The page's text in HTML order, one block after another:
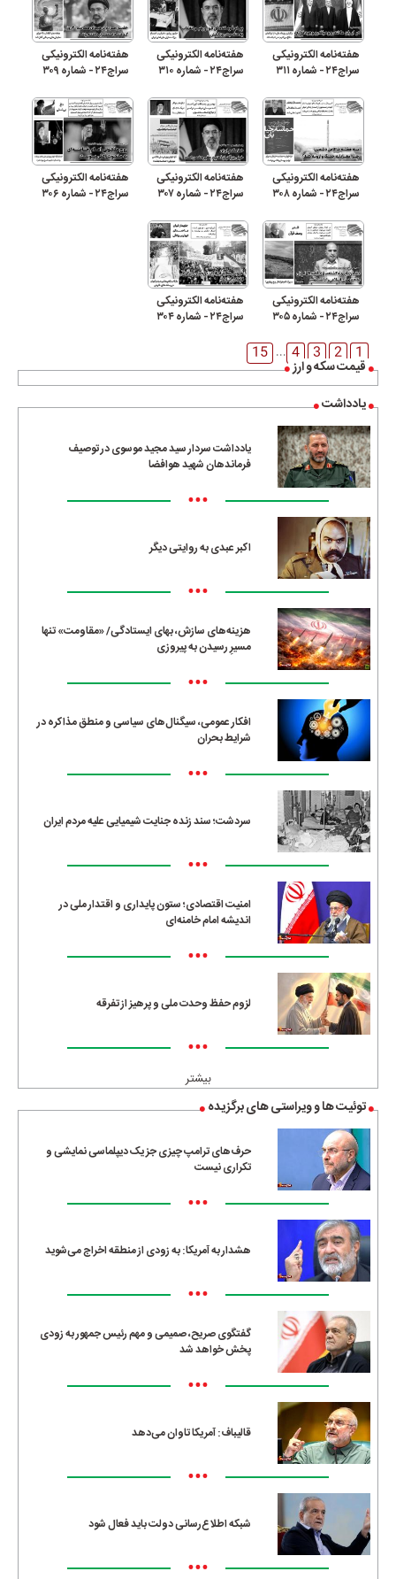
قیمت سکه و ارز
یادداشت
یادداشت سردار سید مجید موسوی در توصیف
فرماندهان شهید هوافضا
•••
اکبر عبدی به روایتی دیگر
•••
هزینه‌های سازش، بهای ایستادگی/ «مقاومت» تنها
مسیرِ رسیدن به پیروزی
•••
افکار عمومی، سیگنال‌های سیاسی و منطق مذاکره در
شرایط بحران
•••
سردشت؛ سند زنده جنایت شیمیایی علیه مردم ایران
•••
امنیت اقتصادی؛ ستون پایداری و اقتدار ملی در
اندیشه امام خامنه‌ای
•••
لزوم حفظ وحدت ملی و پرهیز از تفرقه
•••
بیشتر
توئیت ها و ویراستی های برگزیده
حرف‌های ترامپ چیزی جز یک دیپلماسی نمایشی و
تکراری نیست
•••
هشدار به آمریکا: به زودی از منطقه اخراج می‌شوید
•••
گفتگوی صریح، صمیمی و مهم رئیس جمهور به زودی
پخش خواهد شد
•••
قالیباف: آمریکا تاوان می‌دهد
•••
شبکه اطلاع‌رسانی دولت باید فعال شود
•••
هفته‌نامه الکترونیکی
سراج۲۴ - شماره ۳۱۱
هفته‌نامه الکترونیکی
سراج۲۴ - شماره ۳۱۰
هفته‌نامه الکترونیکی
سراج۲۴ - شماره ۳۰۹
هفته‌نامه الکترونیکی
سراج۲۴ - شماره ۳۰۸
هفته‌نامه الکترونیکی
سراج۲۴ - شماره ۳۰۷
هفته‌نامه الکترونیکی
سراج۲۴ - شماره ۳۰۶
هفته‌نامه الکترونیکی
سراج۲۴ - شماره ۳۰۵
هفته‌نامه الکترونیکی
سراج۲۴ - شماره ۳۰۴
1
2
3
4
...
15